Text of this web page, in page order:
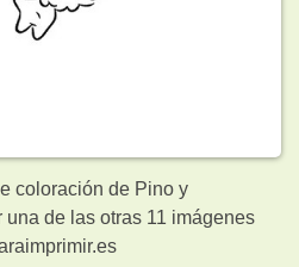
coloración de Pino y
de las otras 11 imágenes